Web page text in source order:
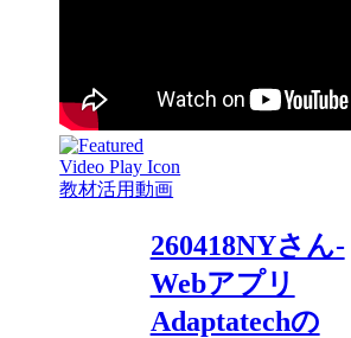
教材活用動画
260418NYさん-
Webアプリ
Adaptatechの